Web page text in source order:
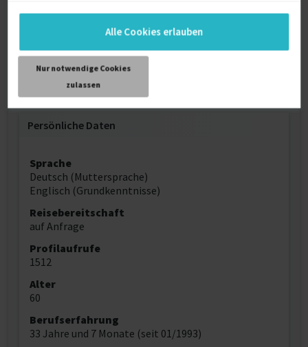
Alle Cookies erlauben
Nur notwendige Cookies
zulassen
Persönliche Daten
Sprache
Deutsch (Muttersprache)
Englisch (Grundkenntnisse)
Reisebereitschaft
auf Anfrage
Profilaufrufe
1512
Alter
60
Berufserfahrung
33 Jahre und 7 Monate (seit 01/1993)